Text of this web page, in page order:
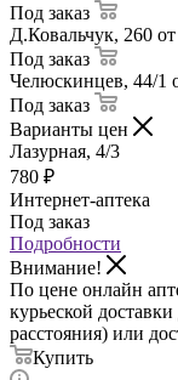
Под заказ
Д.Ковальчук, 260
Под заказ
Челюскинцев, 44/1
Под заказ
Варианты цен
Лазурная, 4/3
780 ₽
Интернет-аптека
Под заказ
Подробности
Внимание!
По цене онлайн
курьеской
расстояния) или
Купить